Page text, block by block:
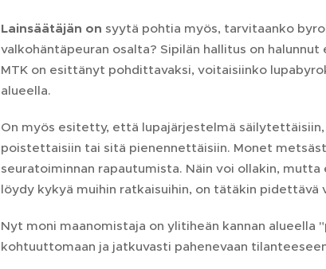
Lainsäätäjän on syytä pohtia myös, tarvitaanko
valkohäntäpeuran osalta? Sipilän hallitus on
MTK on esittänyt pohdittavaksi, voitaisiinko
alueella.
On myös esitetty, että lupajärjestelmä
poistettaisiin tai sitä pienennettäisiin. Monet
seuratoiminnan rapautumista. Näin voi ollakin,
löydy kykyä muihin ratkaisuihin, on tätäkin pidettävä
Nyt moni maanomistaja on ylitiheän kannan
kohtuuttomaan ja jatkuvasti pahenevaan